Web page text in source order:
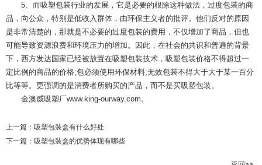
5、而吸塑包装行业的发展，它是必要的根除这种做法，过度包装的商
品，向公众，特别是低收入群体，由环保主义者的批评。他们反对的原因
是非常清楚的，那就是不必要的过度包装的费用，不仅增加了商品，但也
可能导致资源浪费和环境压力的增加。因此，在社会的共识和普遍的背景
下，西方发达国家已经被放置在吸塑包装技术，吸塑包装价格不得超过一
定比例的商品的价格;包必须使用环保材料;无效包装不得大于大于某一百分
比等等。更强调的是消费者所购买的产品，而不是买吸塑包装。
金澳威吸塑厂www.king-ourway.com。
上一篇： 吸塑包装盒有什么好处
下一篇： 吸塑包装盒的优势体现有哪些